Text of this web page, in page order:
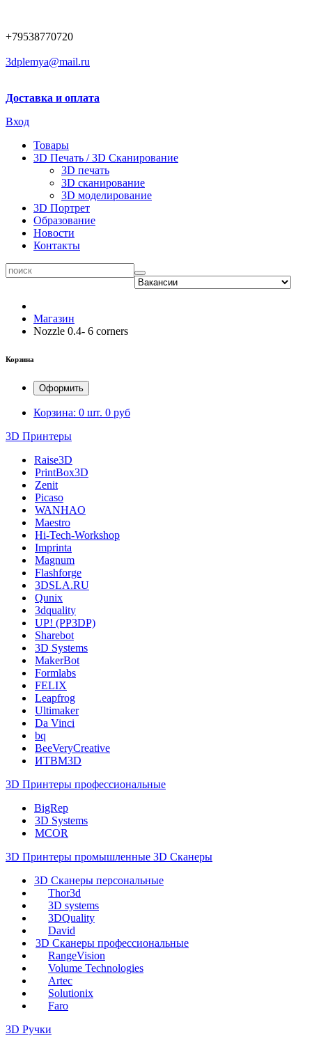
+79538770720
3dplemya@mail.ru
Доставка и оплата
Вход
Товары
3D Печать / 3D Сканирование
3D печать
3D сканирование
3D моделирование
3D Портрет
Образование
Новости
Контакты
Магазин
Nozzle 0.4- 6 corners
Корзина
Оформить
Корзина: 0 шт. 0 руб
3D Принтеры
Raise3D
PrintBox3D
Zenit
Picaso
WANHAO
Maestro
Hi-Tech-Workshop
Imprinta
Magnum
Flashforge
3DSLA.RU
Qunix
3dquality
UP! (PP3DP)
Sharebot
3D Systems
MakerBot
Formlabs
FELIX
Leapfrog
Ultimaker
Da Vinci
bq
BeeVeryCreative
ИТВМ3D
3D Принтеры профессиональные
BigRep
3D Systems
MCOR
3D Принтеры промышленные 3D Сканеры
3D Сканеры персональные
Thor3d
3D systems
3DQuality
David
3D Сканеры профессиональные
RangeVision
Volume Technologies
Artec
Solutionix
Faro
3D Ручки